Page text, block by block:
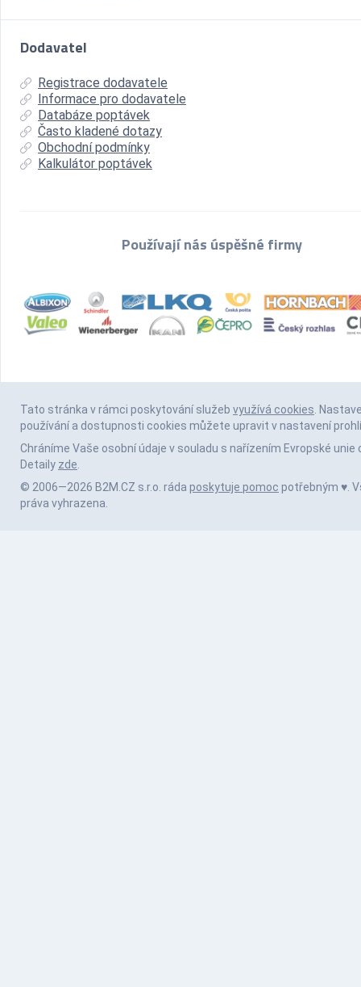
Dodavatel
Registrace dodavatele
Informace pro dodavatele
Databáze poptávek
Často kladené dotazy
Obchodní podmínky
Kalkulátor poptávek
Používají nás úspěšné firmy
Tato stránka v rámci poskytování služeb využívá cookies.
používání a dostupnosti cookies můžete upravit v nastavení
Chráníme Vaše osobní údaje v souladu s nařízením Evropské unie
Detaily zde.
© 2006—2026 B2M.CZ s.r.o. ráda poskytuje pomoc potřebným ♥️.
práva vyhrazena.